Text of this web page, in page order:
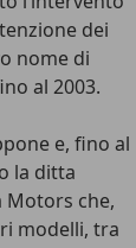
dei
nome di
al 2003.
e, fino al
la ditta
che,
modelli, tra